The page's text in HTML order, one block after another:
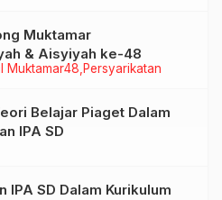
Muktamar48 Persyarikatan
Muktamar
& Aisyiyah ke-48
Belajar Piaget Dalam
IPA SD
IPA SD Dalam Kurikulum